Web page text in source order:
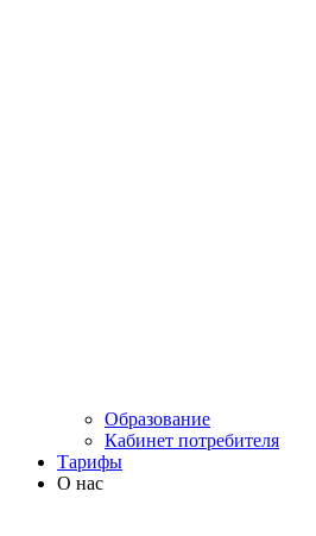
Образование
Кабинет потребителя
Тарифы
О нас